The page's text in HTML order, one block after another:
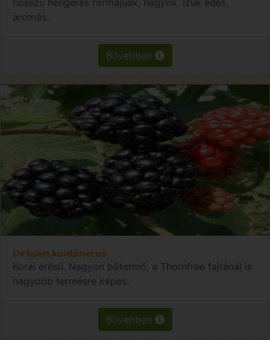
aromás.
Bővebben
Dirksen konténeres
Korai érésű. Nagyon bőtermő, a Thornfree fajtánál is
nagyobb termésre képes.
Bővebben